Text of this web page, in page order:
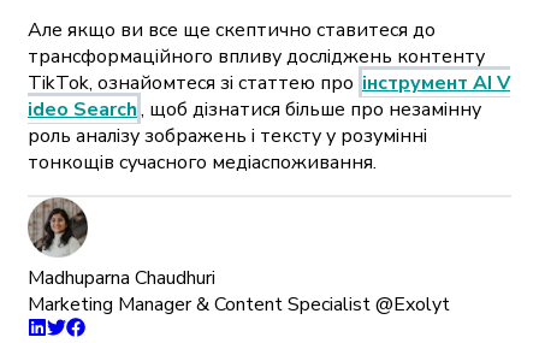
Але якщо ви все ще скептично ставитеся до
трансформаційного впливу досліджень контенту
TikTok, ознайомтеся зі статтею про інструмент AI V
ideo Search, щоб дізнатися більше про незамінну
роль аналізу зображень і тексту у розумінні
тонкощів сучасного медіаспоживання.
Madhuparna Chaudhuri
Marketing Manager & Content Specialist @Exolyt